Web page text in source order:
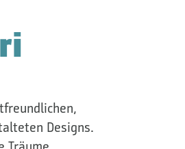
Designs.